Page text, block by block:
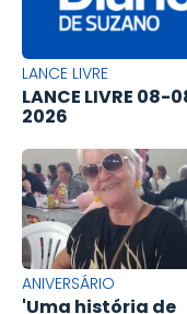
LANCE LIVRE
LANCE LIVRE 08-
2026
ANIVERSÁRIO
'Uma história de